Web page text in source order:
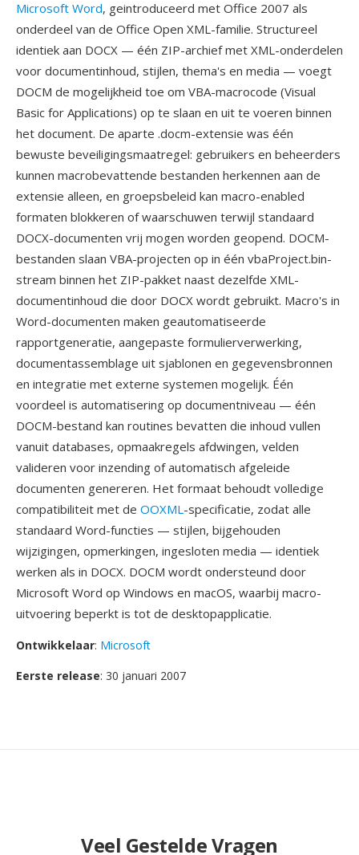
Microsoft Word, geintroduceerd met Office 2007 als
onderdeel van de Office Open XML-familie. Structureel
identiek aan DOCX — één ZIP-archief met XML-onderdelen
voor documentinhoud, stijlen, thema's en media — voegt
DOCM de mogelijkheid toe om VBA-macrocode (Visual
Basic for Applications) op te slaan en uit te voeren binnen
het document. De aparte .docm-extensie was één
bewuste beveiligingsmaatregel: gebruikers en beheerders
kunnen macrobevattende bestanden herkennen aan de
extensie alleen, en groepsbeleid kan macro-enabled
formaten blokkeren of waarschuwen terwijl standaard
DOCX-documenten vrij mogen worden geopend. DOCM-
bestanden slaan VBA-projecten op in één vbaProject.bin-
stream binnen het ZIP-pakket naast dezelfde XML-
documentinhoud die door DOCX wordt gebruikt. Macro's in
Word-documenten maken geautomatiseerde
rapportgeneratie, aangepaste formulierverwerking,
documentassemblage uit sjablonen en gegevensbronnen
en integratie met externe systemen mogelijk. Één
voordeel is automatisering op documentniveau — één
DOCM-bestand kan routines bevatten die inhoud vullen
vanuit databases, opmaakregels afdwingen, velden
valideren voor inzending of automatisch afgeleide
documenten genereren. Het formaat behoudt volledige
compatibiliteit met de OOXML-specificatie, zodat alle
standaard Word-functies — stijlen, bijgehouden
wijzigingen, opmerkingen, ingesloten media — identiek
werken als in DOCX. DOCM wordt ondersteund door
Microsoft Word op Windows en macOS, waarbij macro-
uitvoering beperkt is tot de desktopapplicatie.
Ontwikkelaar: Microsoft
Eerste release: 30 januari 2007
Veel Gestelde Vragen